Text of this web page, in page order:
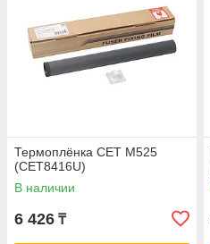
Термоплёнка CET M525
(CET8416U)
В наличии
6 426 ₸